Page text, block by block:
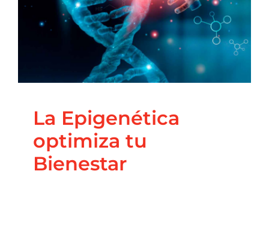
Coaching Nutricional Nutrición Principal
Salud
Integrativa
La Epigenética
optimiza tu
Bienestar